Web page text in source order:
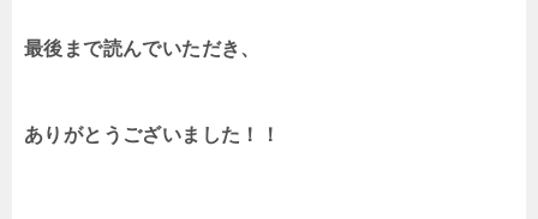
最後まで読んでいただき、
ありがとうございました！！